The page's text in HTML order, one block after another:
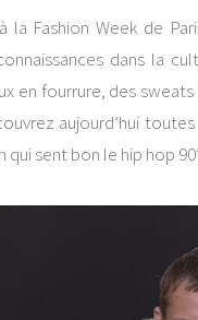
Fashion Week de
dans la
en fourrure, des
aujourd’hui
sent bon le hip hop